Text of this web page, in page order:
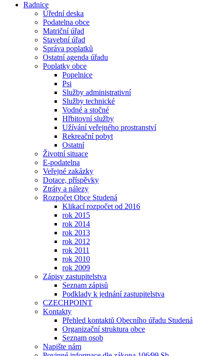
Radnice
Úřední deska
Podatelna obce
Matriční úřad
Stavební úřad
Správa poplatků
Ostatní agenda úřadu
Poplatky obce
Popelnice
Psi
Služby administrativní
Služby technické
Vodné a stočné
Hřbitovní služby
Užívání veřejného prostranství
Rekreační pobyt
Ostatní
Životní situace
E-podatelna
Veřejné zakázky
Dotace, příspěvky
Ztráty a nálezy
Rozpočet Obce Studená
Klikací rozpočet od 2016
rok 2015
rok 2014
rok 2013
rok 2012
rok 2011
rok 2010
rok 2009
Zápisy zastupitelstva
Seznam zápisů
Podklady k jednání zastupitelstva
CZECHPOINT
Kontakty
Přehled kontaktů Obecního úřadu Studená
Organizační struktura obce
Seznam osob
Napište nám